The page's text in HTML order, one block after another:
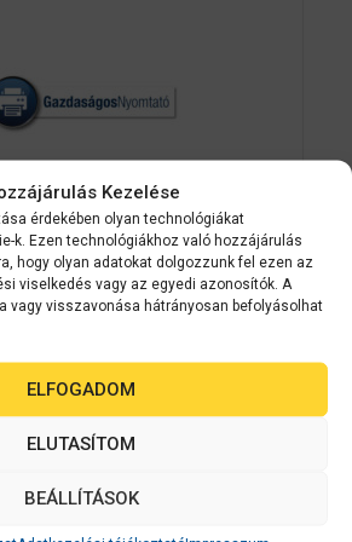
Kezelése
érdekében olyan technológiákat
k. Ezen technológiákhoz való hozzájárulás
hogy olyan adatokat dolgozzunk fel ezen az
viselkedés vagy az egyedi azonosítók. A
vagy visszavonása hátrányosan befolyásolhat
ELFOGADOM
ELUTASÍTOM
BEÁLLÍTÁSOK
C33S045390
Ticket Roll, 102mm x
50m
a
-
Készleten
3 297